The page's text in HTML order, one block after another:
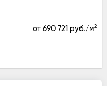
от 690 721 руб./м2